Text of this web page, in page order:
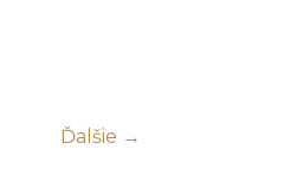
Ďalšie →